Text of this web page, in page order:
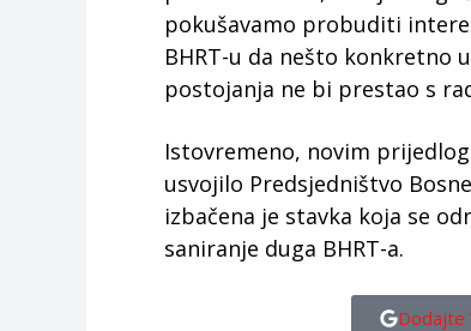
pokušavamo probuditi
BHRT-u da nešto konkretno
postojanja ne bi prestao s
Istovremeno, novim
usvojilo Predsjedništvo
izbačena je stavka koja se
saniranje duga BHRT-a.
Dodajte